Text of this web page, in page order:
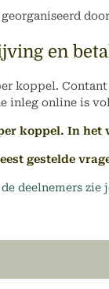
en
koppel.
inleg online is
koppel. In het
gestelde
deelnemers zie